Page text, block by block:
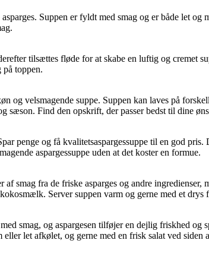
Suppen er fyldt med smag og er både let og
tilsættes fløde for at skabe en luftig og cremet
toppen.
og velsmagende suppe. Suppen kan laves på
Find den opskrift, der passer bedst til dine
penge og få kvalitetsaspargessuppe til en god
aspargessuppe uden at det koster en formue.
smag fra de friske asparges og andre
Server suppen varm og gerne med et drys
smag, og aspargesen tilføjer en dejlig friskhed
let afkølet, og gerne med en frisk salat ved siden